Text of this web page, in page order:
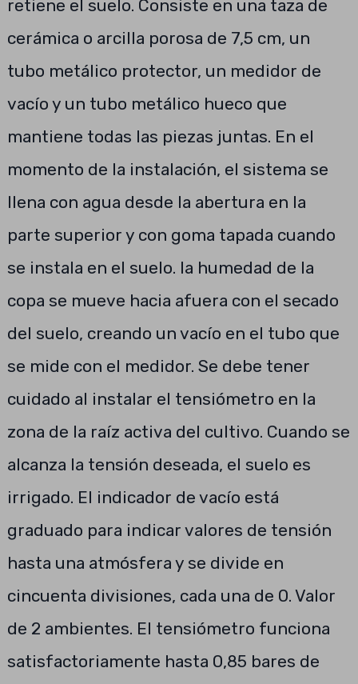
retiene el suelo. Consiste en una taza de
cerámica o arcilla porosa de 7,5 cm, un
tubo metálico protector, un medidor de
vacío y un tubo metálico hueco que
mantiene todas las piezas juntas. En el
momento de la instalación, el sistema se
llena con agua desde la abertura en la
parte superior y con goma tapada cuando
se instala en el suelo. la humedad de la
copa se mueve hacia afuera con el secado
del suelo, creando un vacío en el tubo que
se mide con el medidor. Se debe tener
cuidado al instalar el tensiómetro en la
zona de la raíz activa del cultivo. Cuando se
alcanza la tensión deseada, el suelo es
irrigado. El indicador de vacío está
graduado para indicar valores de tensión
hasta una atmósfera y se divide en
cincuenta divisiones, cada una de 0. Valor
de 2 ambientes. El tensiómetro funciona
satisfactoriamente hasta 0,85 bares de